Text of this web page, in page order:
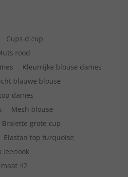
Cups d cup
rood
Kleurrijke blouse dames
blauwe blouse
dames
Mesh blouse
Bralette grote cup
Elastan top turquoise
leerlook
42